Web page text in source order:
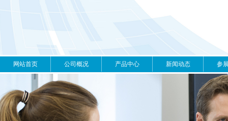
网站首页 公司概况 产品中心 新闻动态 参